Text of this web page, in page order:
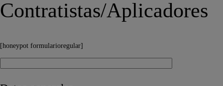
Contratistas/Aplicadores
[honeypot formularioregular]